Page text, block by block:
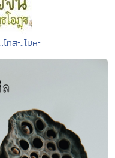
ทสะ..โมหะ